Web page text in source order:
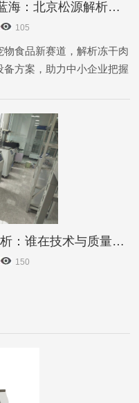
锁鲜“芯”食代，小机器撬动大蓝海：北京松源解析小型食品冻干机如何赋能宠物食品新赛道
105
食品新赛道，解析冻干肉
方案，助力中小企业把握
真空冷冻干燥机品牌专业度解析：谁在技术与质量上更胜一筹？
150